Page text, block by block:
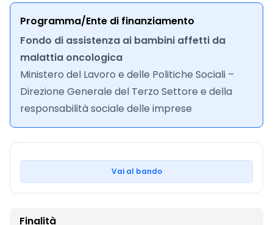
Programma/Ente di finanziamento
Fondo di assistenza ai bambini affetti da
malattia oncologica
Ministero del Lavoro e delle Politiche Sociali –
Direzione Generale del Terzo Settore e della
responsabilità sociale delle imprese
Vai al bando
Finalità